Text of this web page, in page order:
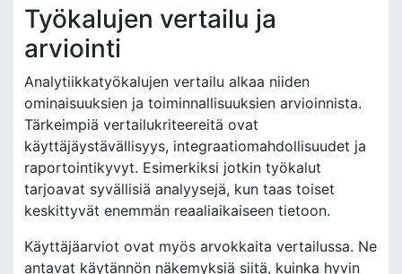
Työkalujen vertailu ja
arviointi
Analytiikkatyökalujen vertailu alkaa niiden
ominaisuuksien ja toiminnallisuuksien arvioinnista.
Tärkeimpiä vertailukriteereitä ovat
käyttäjäystävällisyys, integraatiomahdollisuudet ja
raportointikyvyt. Esimerkiksi jotkin työkalut
tarjoavat syvällisiä analyysejä, kun taas toiset
keskittyvät enemmän reaaliaikaiseen tietoon.
Käyttäjäarviot ovat myös arvokkaita vertailussa. Ne
antavat käytännön näkemyksiä siitä, kuinka hyvin